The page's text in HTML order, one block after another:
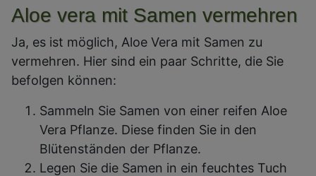
Aloe vera mit Samen vermehren
Ja, es ist möglich, Aloe Vera mit Samen zu
vermehren. Hier sind ein paar Schritte, die Sie
befolgen können:
Sammeln Sie Samen von einer reifen Aloe
Vera Pflanze. Diese finden Sie in den
Blütenständen der Pflanze.
Legen Sie die Samen in ein feuchtes Tuch